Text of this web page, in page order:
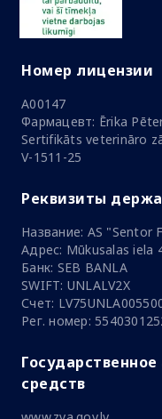
Номер лицензии
A00147
Фармацевт: Ērika
Sertifikāts veterināro
V-1511-25
Реквизиты
Название: AS "Sentor
Адрес: Mūkusalas iela
Банк: SEB BANLA
SWIFT: UNLALV2X
Счет:
Рег. номер:
средств